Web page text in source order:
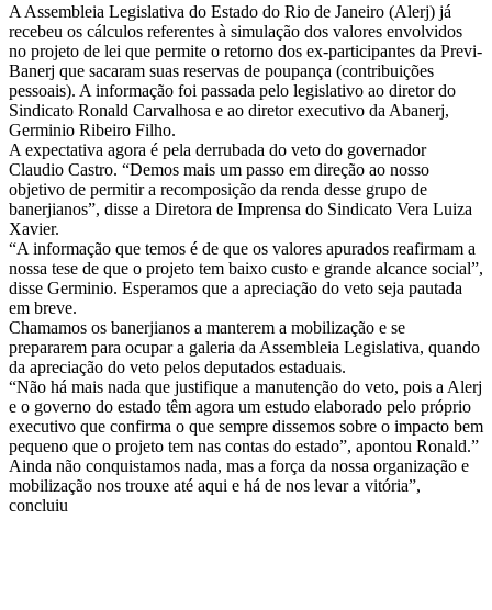
A Assembleia Legislativa do Estado do Rio de Janeiro (Alerj) já
recebeu os cálculos referentes à simulação dos valores envolvidos
no projeto de lei que permite o retorno dos ex-participantes da Previ-
Banerj que sacaram suas reservas de poupança (contribuições
pessoais). A informação foi passada pelo legislativo ao diretor do
Sindicato Ronald Carvalhosa e ao diretor executivo da Abanerj,
Germinio Ribeiro Filho.
A expectativa agora é pela derrubada do veto do governador
Claudio Castro. “Demos mais um passo em direção ao nosso
objetivo de permitir a recomposição da renda desse grupo de
banerjianos”, disse a Diretora de Imprensa do Sindicato Vera Luiza
Xavier.
“A informação que temos é de que os valores apurados reafirmam a
nossa tese de que o projeto tem baixo custo e grande alcance social”,
disse Germinio. Esperamos que a apreciação do veto seja pautada
em breve.
Chamamos os banerjianos a manterem a mobilização e se
prepararem para ocupar a galeria da Assembleia Legislativa, quando
da apreciação do veto pelos deputados estaduais.
“Não há mais nada que justifique a manutenção do veto, pois a Alerj
e o governo do estado têm agora um estudo elaborado pelo próprio
executivo que confirma o que sempre dissemos sobre o impacto bem
pequeno que o projeto tem nas contas do estado”, apontou Ronald.”
Ainda não conquistamos nada, mas a força da nossa organização e
mobilização nos trouxe até aqui e há de nos levar a vitória”,
concluiu